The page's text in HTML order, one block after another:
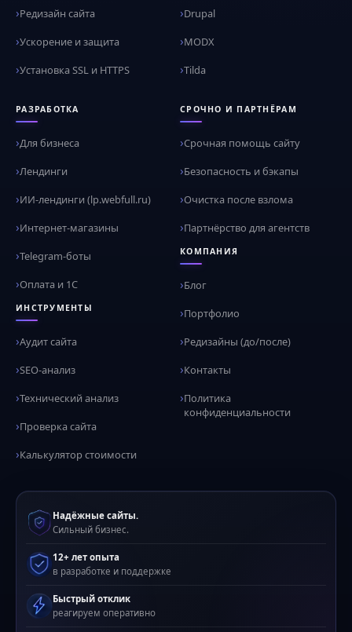
Редизайн сайта
Ускорение и защита
Установка SSL и HTTPS
Drupal
MODX
Tilda
РАЗРАБОТКА
Для бизнеса
Лендинги
ИИ-лендинги (lp.webfull.ru)
Интернет-магазины
Telegram-боты
Оплата и 1С
ИНСТРУМЕНТЫ
Аудит сайта
SEO-анализ
Технический анализ
Проверка сайта
Калькулятор стоимости
СРОЧНО И ПАРТНЁРАМ
Срочная помощь сайту
Безопасность и бэкапы
Очистка после взлома
Партнёрство для агентств
КОМПАНИЯ
Блог
Портфолио
Редизайны (до/после)
Контакты
Политика
конфиденциальности
Надёжные сайты.
Сильный бизнес.
12+ лет опыта
в разработке и поддержке
Быстрый отклик
реагируем оперативно